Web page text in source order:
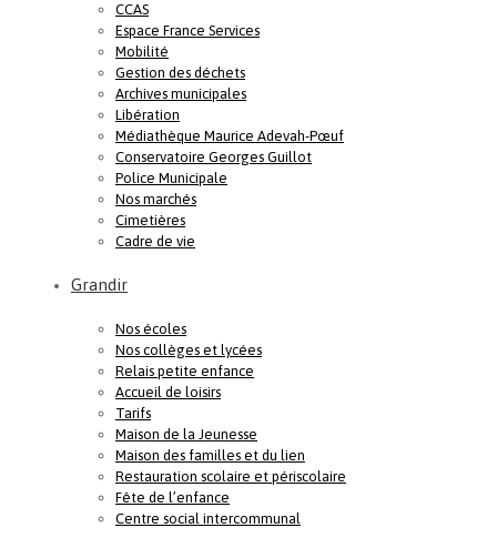
CCAS
Espace France Services
Mobilité
Gestion des déchets
Archives municipales
Libération
Médiathèque Maurice Adevah-Pœuf
Conservatoire Georges Guillot
Police Municipale
Nos marchés
Cimetières
Cadre de vie
Grandir
Nos écoles
Nos collèges et lycées
Relais petite enfance
Accueil de loisirs
Tarifs
Maison de la Jeunesse
Maison des familles et du lien
Restauration scolaire et périscolaire
Fête de l’enfance
Centre social intercommunal